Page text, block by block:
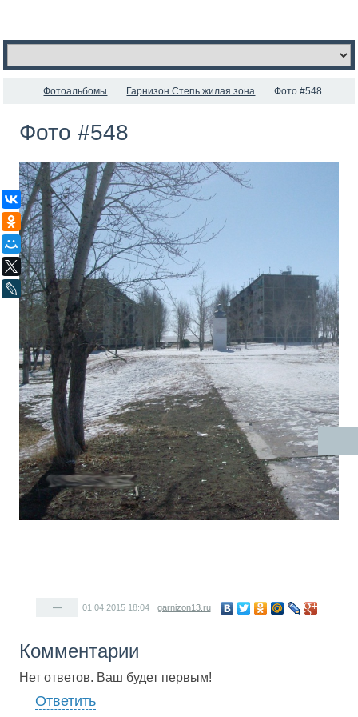
ВКонтакте
Одноклассники
Мой Мир
X
LiveJournal
Фотоальбомы Гарнизон Степь жилая зона Фото #548
Фото #548
— 01.04.2015 18:04 garnizon13.ru
Комментарии
Нет ответов. Ваш будет первым!
Ответить